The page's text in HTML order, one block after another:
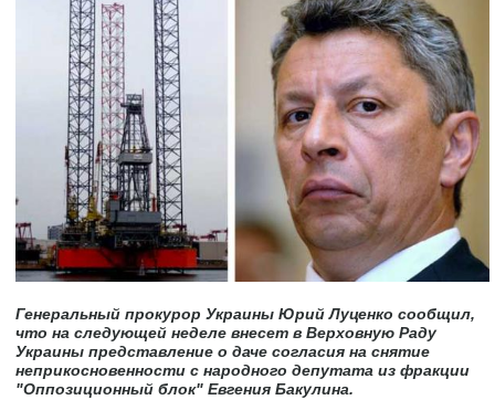
Генеральный прокурор Украины Юрий Луценко сообщил,
что на следующей неделе внесет в Верховную Раду
Украины представление о даче согласия на снятие
неприкосновенности с народного депутата из фракции
"Оппозиционный блок" Евгения Бакулина.